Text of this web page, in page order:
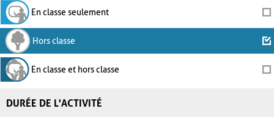
En classe seulement
Hors classe
En classe et hors classe
DURÉE DE L'ACTIVITÉ